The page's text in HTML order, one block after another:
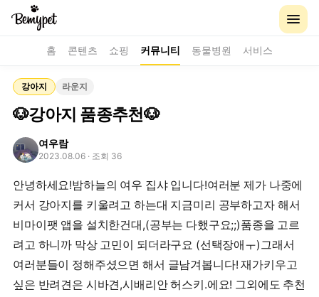
홈 콘텐츠 쇼핑 커뮤니티 동물병원 서비스
강아지 라운지
🐶강아지 품종추천🐶
여우람
2023.08.06 · 조회 36
안녕하세요!밤하늘의 여우 집샤 입니다!여러분 제가 나중에
커서 강아지를 키울려고 하는대 지금미리 공부하고자 해서
비마이팻 앱을 설치한건대,(공부는 다했구요;;)품종을 고르
려고 하니까 막상 고민이 되더라구요 (선택장애ㅜ)그래서
여러분들이 정해주셨으면 해서 글남겨봅니다! 재가키우고
싶은 반려견은 시바견,시배리안 허스키.에요! 그외에도 추천